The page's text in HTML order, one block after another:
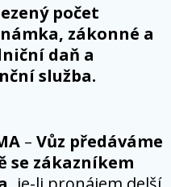
počet
zákonné a
daň a
služba.
– Vůz předáváme
se zákazníkem